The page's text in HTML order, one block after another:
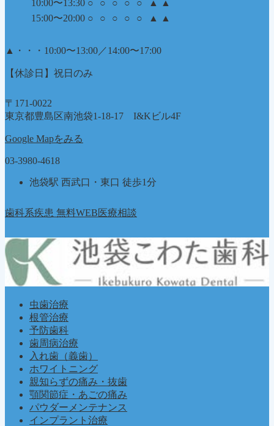
10:00〜13:30 ○ ○ ○ ○ ○ ▲
▲
15:00〜20:00 ○ ○ ○ ○ ○ ▲ ▲
▲ ・・・10:00〜13:00／14:00〜17:00
【休診日】祝日のみ
〒171-0022
東京都豊島区南池袋1-18-17 I&Kビル4F
Google Mapをみる
03-3980-4618
池袋駅 西武口・東口 徒歩1分
歯科系疾患 無料WEB医療相談
虫歯治療
根管治療
予防歯科
歯周病治療
入れ歯（義歯）
ホワイトニング
親知らずの痛み・抜歯
顎関節症・あごの痛み
パウダーメンテナンス
インプラント治療